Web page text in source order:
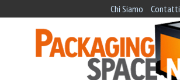
Chi Siamo Contatti